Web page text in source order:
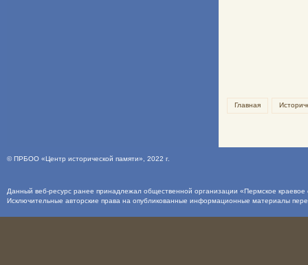
Главная
©ПРБОО «Центр исторической памяти» , 2022 г.
Данный веб-ресурс ранее принадлежал общественной организации «Пермское
Исключительные авторские права на опубликованные информационные материалы